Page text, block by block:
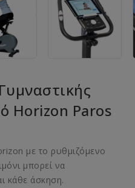
Horizon Paros
με το ρυθμιζόμενο
μπορεί να
κάθε άσκηση.